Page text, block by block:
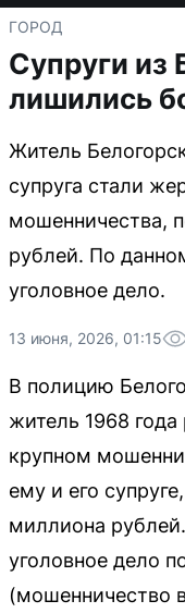
ГОРОД
Супруги из
лишились
Житель
супруга стали
мошенничества,
рублей. По
уголовное дело.
13 июня, 2026, 01:15
В полицию
житель 1968
крупном
ему и его
миллиона
уголовное дело
(мошенничество